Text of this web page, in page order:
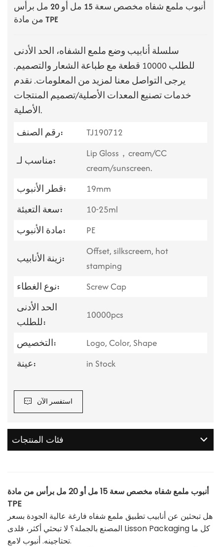
أنبوب ملمع شفاه مخصص سعة 15 مل أو 20 مل برأس
من مادة TPE
سلسلة أنابيب وضع ملمع الشفاه، الحد الأدنى
للطلب 10000 قطعة مع طباعة الشعار والتصميم.
يرجى التواصل معنا لمزيد من المعلومات. نقدم
خدمات تصنيع المعدات الأصلية/تصميم المنتجات
الأصلية.
رقم الصنف:
TJ190712
مناسب لـ:
Lip Gloss，cream/CC
cream/sunscreen.
قطر الأنبوب:
19mm
سعة التعبئة:
10-25ml
مادة الأنبوب:
PE
زينة الأنابيب:
Offset, silkscreem, hot
stamping
نوع الغطاء:
Screw Cap
الحد الأدنى
للطلب:
10000pcs
التخصيص:
Logo, Color, Shape
عينة:
in Stock
استفسر الآن
فئات المنتجات
أنبوب ملمع شفاه مخصص سعة 15 مل أو 20 مل برأس من مادة
TPE
هل تبحثين عن أنابيب تطبيق ملمع شفاه فارغة عالية الجودة بسعر
المصنع بالجملة؟ لا تبحثي أكثر، فلدى Lisson Packaging كل ما
تحتاجينه.أنبوب لامع.